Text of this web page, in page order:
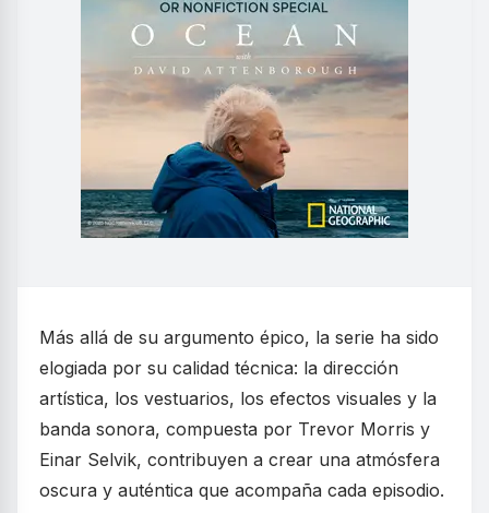
Más allá de su argumento épico, la serie ha sido
elogiada por su calidad técnica: la dirección
artística, los vestuarios, los efectos visuales y la
banda sonora, compuesta por Trevor Morris y
Einar Selvik, contribuyen a crear una atmósfera
oscura y auténtica que acompaña cada episodio.